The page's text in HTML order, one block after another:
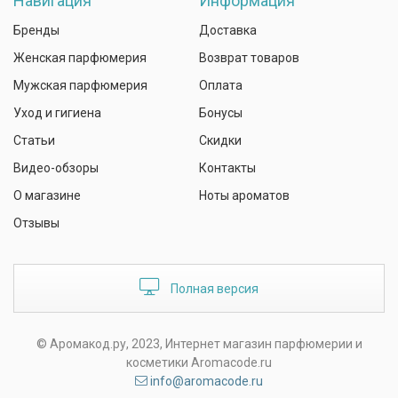
Бренды
Женская парфюмерия
Мужская парфюмерия
Уход и гигиена
Статьи
Видео-обзоры
О магазине
Отзывы
Доставка
Возврат товаров
Оплата
Бонусы
Скидки
Контакты
Ноты ароматов
Полная версия
© Аромакод.ру, 2023, Интернет магазин парфюмерии и
косметики Aromacode.ru
info@aromacode.ru